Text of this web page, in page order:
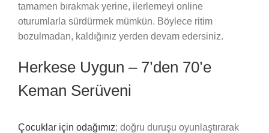
tamamen bırakmak yerine, ilerlemeyi online
oturumlarla sürdürmek mümkün. Böylece ritim
bozulmadan, kaldığınız yerden devam edersiniz.
Herkese Uygun – 7’den 70’e
Keman Serüveni
Çocuklar için odağımız; doğru duruşu oyunlaştırarak